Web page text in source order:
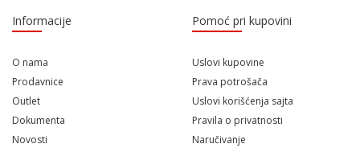
Informacije
O nama
Prodavnice
Outlet
Dokumenta
Novosti
Pomoć pri kupovini
Uslovi kupovine
Prava potrošača
Uslovi korišćenja sajta
Pravila o privatnosti
Naručivanje